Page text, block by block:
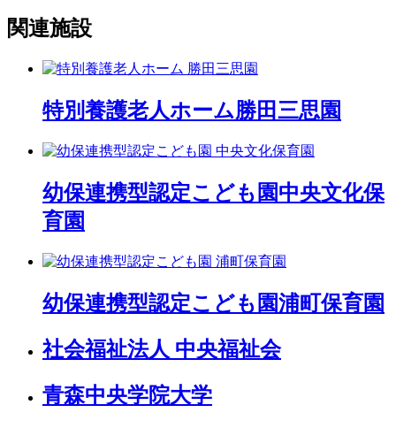
関連施設
特別養護老人ホーム勝田三思園
幼保連携型認定こども園中央文化保
育園
幼保連携型認定こども園浦町保育園
社会福祉法人 中央福祉会
青森中央学院大学